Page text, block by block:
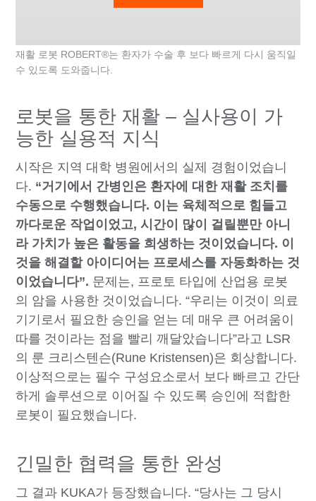
재활 로봇 ROBERT®는 환자가 수술 후 보다 빠르게 다시 움직일
수 있도록 도와줍니다.
로봇을 통한 재활 – 실사용이 가
능한 실용적 지식
시작은 지역 대학 병원에서의 실제 경험이었습니
다. “거기에서 간병인은 환자에 대한 재활 조치를
수동으로 수행했습니다. 이는 육체적으로 힘들고
까다로운 작업이었고, 시간이 많이 걸릴뿐만 아니
라 가치가 높은 활동을 희생하는 것이었습니다. 이
것을 해결할 아이디어는 프로세스를 자동화하는 것
이었습니다”. 문제는, 프로토 타입에 산업용 로봇
의 암을 사용한 것이었습니다. “우리는 이것이 의료
기기로서 필요한 승인을 얻는 데 매우 큰 어려움이
따를 것이라는 점을 빨리 깨달았습니다”라고 LSR
의 룬 크리스텐슨(Rune Kristensen)은 회상합니다.
이상적으로는 필수 구성요소로서 보다 빠르고 간단
하게 솔루션으로 이어질 수 있도록 승인에 적합한
로봇이 필요했습니다.
긴밀한 협력을 통한 완성
그 결과 KUKA가 등장했습니다. “당사는 그 당시